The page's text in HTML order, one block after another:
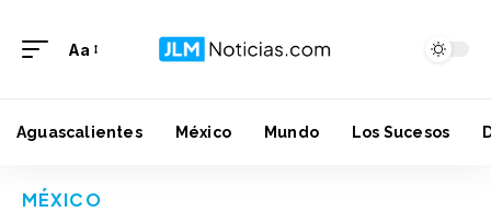
Aa
Aguascalientes México Mundo Los Sucesos
MÉXICO